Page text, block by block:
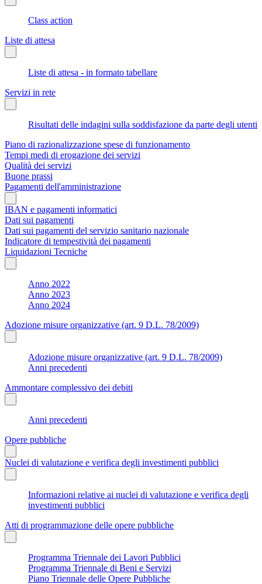
Class action
Liste di attesa
Liste di attesa - in formato tabellare
Servizi in rete
Risultati delle indagini sulla soddisfazione da parte degli utenti
Piano di razionalizzazione spese di funzionamento
Tempi medi di erogazione dei servizi
Qualità dei servizi
Buone prassi
Pagamenti dell'amministrazione
IBAN e pagamenti informatici
Dati sui pagamenti
Dati sui pagamenti del servizio sanitario nazionale
Indicatore di tempestività dei pagamenti
Liquidazioni Tecniche
Anno 2022
Anno 2023
Anno 2024
Adozione misure organizzative (art. 9 D.L. 78/2009)
Adozione misure organizzative (art. 9 D.L. 78/2009)
Anni precedenti
Ammontare complessivo dei debiti
Anni precedenti
Opere pubbliche
Nuclei di valutazione e verifica degli investimenti pubblici
Informazioni relative ai nuclei di valutazione e verifica degli
investimenti pubblici
Atti di programmazione delle opere pubbliche
Programma Triennale dei Lavori Pubblici
Programma Triennale di Beni e Servizi
Piano Triennale delle Opere Pubbliche